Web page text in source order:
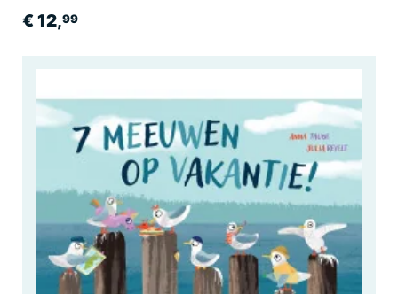
€ 12,99